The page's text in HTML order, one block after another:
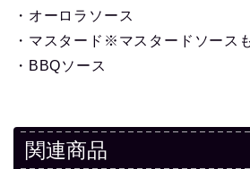
・オーロラソース
・マスタード※マスタードソース
・BBQソース
関連商品